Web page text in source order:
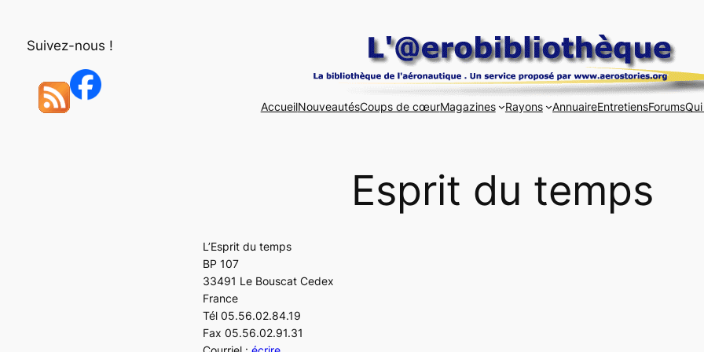
Suivez-nous !
AccueilNouveautésCoups de cœurMagazines Rayons AnnuaireEntretiensForums
Esprit du temps
L’Esprit du temps
BP 107
33491 Le Bouscat Cedex
France
Tél 05.56.02.84.19
Fax 05.56.02.91.31